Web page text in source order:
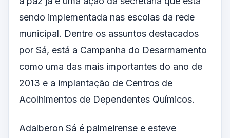
sendo implementada nas escolas da rede
municipal. Dentre os assuntos destacados
por Sá, está a Campanha do Desarmamento
como uma das mais importantes do ano de
2013 e a implantação de Centros de
Acolhimentos de Dependentes Químicos.
Adalberon Sá é palmeirense e esteve